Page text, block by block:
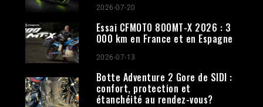
2026-07-20
Essai CFMOTO 800MT-X 2026 : 3
000 km en France et en Espagne
2026-07-13
Botte Adventure 2 Gore de SIDI :
confort, protection et
étanchéité au rendez-vous?